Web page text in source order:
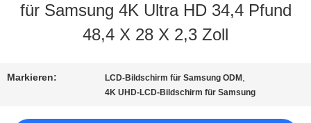
FABRIK
QUALITÄTSKONTROLLE
für Samsung 4K Ultra HD 34,4 Pfund
48,4 X 28 X 2,3 Zoll
Markieren: LCD-Bildschirm für Samsung ODM ,
4K UHD-LCD-Bildschirm für Samsung